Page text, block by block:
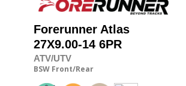
Forerunner Atlas
27X9.00-14 6PR
ATV/UTV
BSW Front/Rear